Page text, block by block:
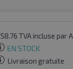
58.76 TVA incluse par
EN STOCK
Livraison gratuite